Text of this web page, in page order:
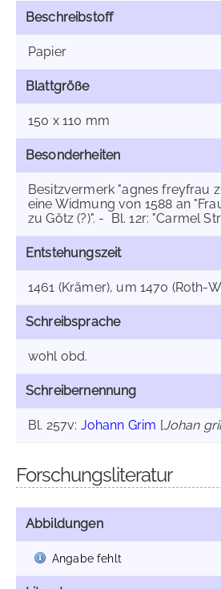
Beschreibstoff
Papier
Blattgröße
150 x 110 mm
Besonderheiten
Besitzvermerk "agnes freyfrau
eine Widmung von 1588 an
zu Götz (?)". - Bl. 12r: "Carmel
Entstehungszeit
1461 (Krämer), um 1470 (Roth-
Schreibsprache
wohl obd.
Schreibernennung
Bl. 257v: Johann Grim [Johan
Forschungsliteratur
Abbildungen
Angabe fehlt